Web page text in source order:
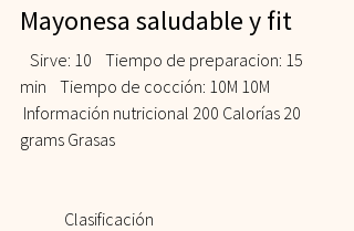
Mayonesa saludable y fit
min    Tiempo de cocción: 10M 10M
grams Grasas